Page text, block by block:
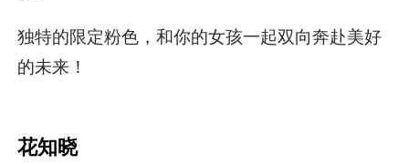
独特的限定粉色，和你的女孩一起双向奔赴美好
的未来！
花知晓